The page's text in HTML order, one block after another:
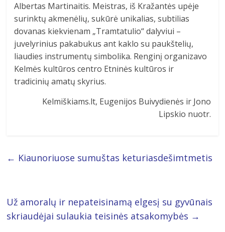
Albertas Martinaitis. Meistras, iš Kražantės upėje
surinktų akmenėlių, sukūrė unikalias, subtilias
dovanas kiekvienam „Tramtatulio“ dalyviui –
juvelyrinius pakabukus ant kaklo su paukštelių,
liaudies instrumentų simbolika. Renginį organizavo
Kelmės kultūros centro Etninės kultūros ir
tradicinių amatų skyrius.
Kelmiškiams.lt, Eugenijos Buivydienės ir Jono
Lipskio nuotr.
← Kiaunoriuose sumuštas keturiasdešimtmetis
Už amoralų ir nepateisinamą elgesį su gyvūnais
skriaudėjai sulaukia teisinės atsakomybės →